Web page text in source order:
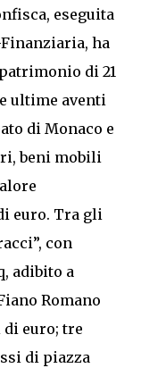
eseguita
ha
di 21
ultime aventi
di Monaco e
beni mobili
euro. Tra gli
con
adibito a
Romano
euro; tre
di piazza